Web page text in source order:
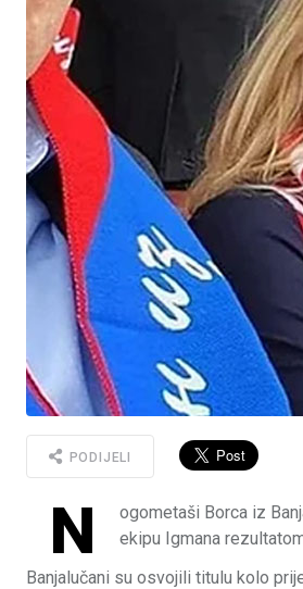
PODIJELI
N
ogometaši Borca iz
ekipu Igmana
Banjalučani su osvojili titulu kolo